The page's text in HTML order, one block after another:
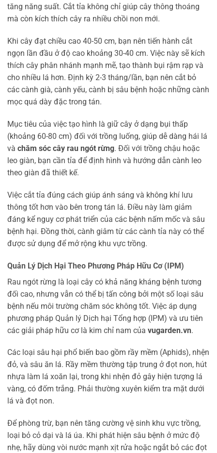
tăng năng suất. Cắt tỉa không chỉ giúp cây thông thoáng
mà còn kích thích cây ra nhiều chồi non mới.
Khi cây đạt chiều cao 40-50 cm, bạn nên tiến hành cắt
ngọn lần đầu ở độ cao khoảng 30-40 cm. Việc này sẽ kích
thích cây phân nhánh mạnh mẽ, tạo thành bụi rậm rạp và
cho nhiều lá hơn. Định kỳ 2-3 tháng/lần, bạn nên cắt bỏ
các cành già, cành yếu, cành bị sâu bệnh hoặc những cành
mọc quá dày đặc trong tán.
Mục tiêu của việc tạo hình là giữ cây ở dạng bụi thấp
(khoảng 60-80 cm) đối với trồng luống, giúp dễ dàng hái lá
và chăm sóc cây rau ngót rừng. Đối với trồng chậu hoặc
leo giàn, bạn cần tỉa để định hình và hướng dẫn cành leo
theo giàn đã thiết kế.
Việc cắt tỉa đúng cách giúp ánh sáng và không khí lưu
thông tốt hơn vào bên trong tán lá. Điều này làm giảm
đáng kể nguy cơ phát triển của các bệnh nấm mốc và sâu
bệnh hại. Đồng thời, cành giâm từ các cành tỉa này có thể
được sử dụng để mở rộng khu vực trồng.
Quản Lý Dịch Hại Theo Phương Pháp Hữu Cơ (IPM)
Rau ngót rừng là loại cây có khả năng kháng bệnh tương
đối cao, nhưng vẫn có thể bị tấn công bởi một số loại sâu
bệnh nếu môi trường chăm sóc không tốt. Việc áp dụng
phương pháp Quản lý Dịch hại Tổng hợp (IPM) và ưu tiên
các giải pháp hữu cơ là kim chỉ nam của vugarden.vn.
Các loại sâu hại phổ biến bao gồm rầy mềm (Aphids), nhện
đỏ, và sâu ăn lá. Rầy mềm thường tập trung ở đọt non, hút
nhựa làm lá xoăn lại, trong khi nhện đỏ gây hiện tượng lá
vàng, có đốm trắng. Phải thường xuyên kiểm tra mặt dưới
lá và đọt non.
Để phòng trừ, bạn nên tăng cường vệ sinh khu vực trồng,
loại bỏ cỏ dại và lá úa. Khi phát hiện sâu bệnh ở mức độ
nhẹ, hãy dùng vòi nước mạnh xịt rửa hoặc ngắt bỏ các đọt